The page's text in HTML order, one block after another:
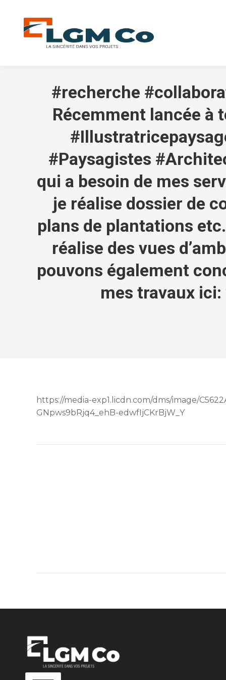
#recherche
Récemment lancée à
#Paysagistes
qui a besoin de mes
je réalise dossier de
plans de plantations
réalise des vues
pouvons également
mes travaux
https://media-exp1.licdn.com/dms/image/
GNpws9bRjq4_ehB-edwfIjCKrBjW_Y